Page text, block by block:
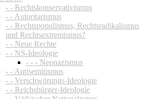
- - Rechtskonservativismus
- - Autoritarismus
- - Rechtspopulismus, Rechtsradikalismus
und Rechtsextremismus?
- - Neue Rechte
- - NS-Ideologie
- - - Neonazismus
- - Antisemitismus
- - Verschwörungs-Ideologie
- - Reichsbürger-Ideologie